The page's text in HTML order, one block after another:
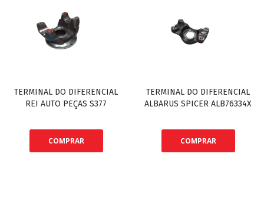
TERMINAL DO DIFERENCIAL
REI AUTO PEÇAS S377
COMPRAR
TERMINAL DO DIFERENCIAL
ALBARUS SPICER ALB76334X
COMPRAR